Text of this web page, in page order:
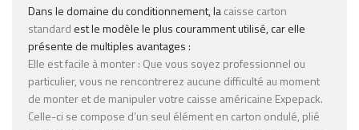
Dans le domaine du conditionnement, lacaisse carton
standard est le modèle le plus couramment utilisé, car elle
présente de multiples avantages :
Elle est facile à monter : Que vous soyez professionnel ou
particulier, vous ne rencontrerez aucune difficulté au moment
de monter et de manipuler votre caisse américaine Expepack.
Celle-ci se compose d’un seul élément en carton ondulé, plié